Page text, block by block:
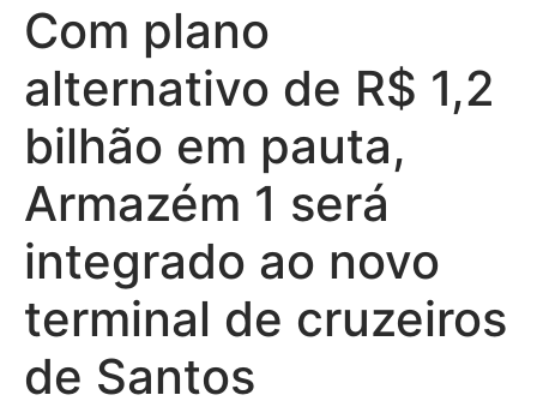
Com plano
alternativo de R$ 1,2
bilhão em pauta,
Armazém 1 será
integrado ao novo
terminal de cruzeiros
de Santos